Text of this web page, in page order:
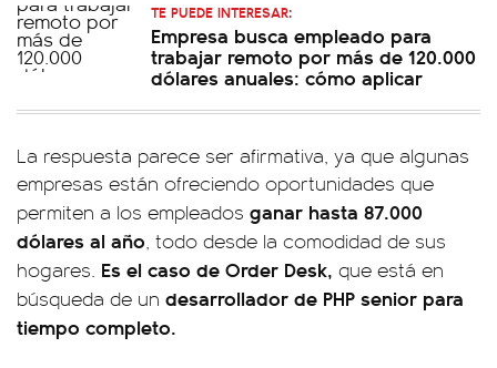
TE PUEDE INTERESAR:
Empresa busca empleado para
trabajar remoto por más de 120.000
dólares anuales: cómo aplicar
La respuesta parece ser afirmativa, ya que algunas
empresas están ofreciendo oportunidades que
permiten a los empleados ganar hasta 87.000
dólares al año, todo desde la comodidad de sus
hogares. Es el caso de Order Desk, que está en
búsqueda de un desarrollador de PHP senior para
tiempo completo.